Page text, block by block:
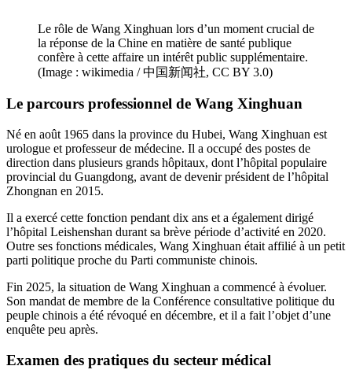
Le rôle de Wang Xinghuan lors d’un moment crucial de
la réponse de la Chine en matière de santé publique
confère à cette affaire un intérêt public supplémentaire.
(Image : wikimedia / 中国新闻社, CC BY 3.0)
Le parcours professionnel de Wang Xinghuan
Né en août 1965 dans la province du Hubei, Wang Xinghuan est
urologue et professeur de médecine. Il a occupé des postes de
direction dans plusieurs grands hôpitaux, dont l’hôpital populaire
provincial du Guangdong, avant de devenir président de l’hôpital
Zhongnan en 2015.
Il a exercé cette fonction pendant dix ans et a également dirigé
l’hôpital Leishenshan durant sa brève période d’activité en 2020.
Outre ses fonctions médicales, Wang Xinghuan était affilié à un petit
parti politique proche du Parti communiste chinois.
Fin 2025, la situation de Wang Xinghuan a commencé à évoluer.
Son mandat de membre de la Conférence consultative politique du
peuple chinois a été révoqué en décembre, et il a fait l’objet d’une
enquête peu après.
Examen des pratiques du secteur médical